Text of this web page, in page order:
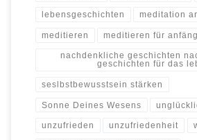
lebensgeschichten meditation
meditieren meditieren für
nachdenkliche geschichten
geschichten für das
seslbstbewusstsein stärken
Sonne Deines Wesens
unzufrieden unzufriedenheit